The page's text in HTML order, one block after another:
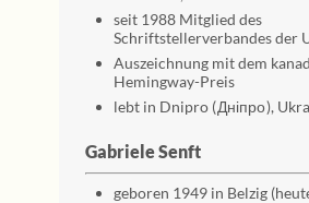
seit 1988 Mitglied des
Schriftstellerverbandes der
Auszeichnung mit dem
Hemingway-Preis
lebt in Dnipro ( Дніпро ),
Gabriele Senft
geboren 1949 in Belzig